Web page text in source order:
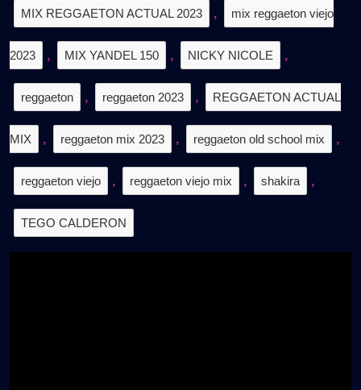
MIX REGGAETON ACTUAL 2023 , mix reggaeton viejo
2023 , MIX YANDEL 150 , NICKY NICOLE ,
reggaeton , reggaeton 2023 , REGGAETON ACTUAL
MIX , reggaeton mix 2023 , reggaeton old school mix ,
reggaeton viejo , reggaeton viejo mix , shakira ,
TEGO CALDERON